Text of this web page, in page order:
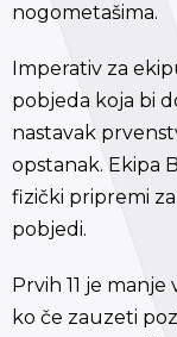
nogometašima.
Imperativ za
pobjeda koja bi
nastavak
opstanak. Ekipa
fizički pripremi
pobjedi.
Prvih 11 je
ko če zauzeti